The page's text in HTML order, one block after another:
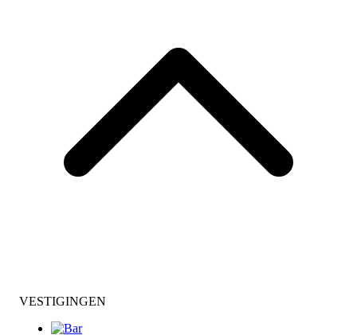
VESTIGINGEN